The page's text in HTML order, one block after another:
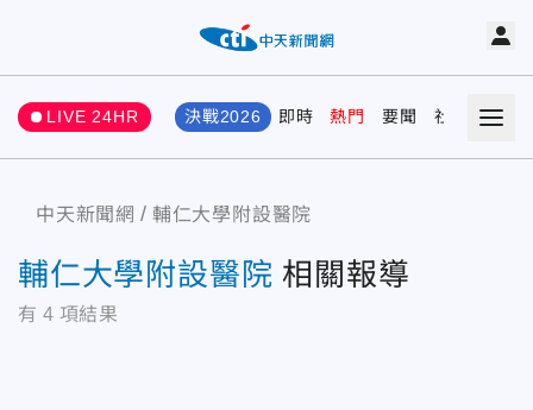
LIVE 24HR 決戰2026 即時 熱門 要聞 社會 娛樂
中天新聞網 輔仁大學附設醫院
輔仁大學附設醫院 相關報導
有 4 項結果